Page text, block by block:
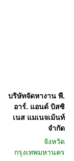
บริษัทจัดหางาน พี.
อาร์. แอนด์ บิสซิ
เนส แมเนจเม้นท์
จำกัด
จังหวัด
กรุงเทพมหานคร